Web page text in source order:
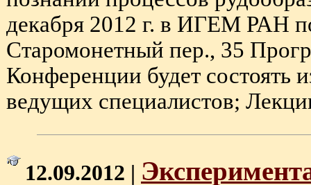
декабря 2012 г. в ИГЕМ РАН
Старомонетный пер., 35
Конференции будет состоять
ведущих специалистов;
12.09.2012 |